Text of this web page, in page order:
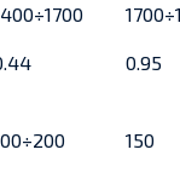
0.95
150